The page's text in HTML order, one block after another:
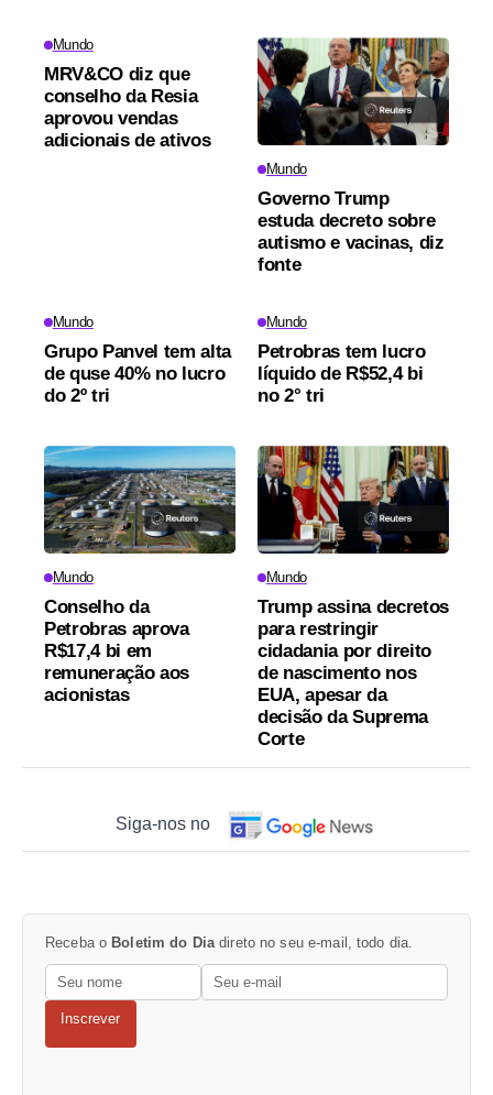
Mundo
MRV&CO diz que
conselho da Resia
aprovou vendas
adicionais de ativos
Mundo
Governo Trump
estuda decreto sobre
autismo e vacinas, diz
fonte
Mundo
Grupo Panvel tem alta
de quse 40% no lucro
do 2º tri
Mundo
Petrobras tem lucro
líquido de R$52,4 bi
no 2° tri
Mundo
Conselho da
Petrobras aprova
R$17,4 bi em
remuneração aos
acionistas
Mundo
Trump assina decretos
para restringir
cidadania por direito
de nascimento nos
EUA, apesar da
decisão da Suprema
Corte
Siga-nos no
Receba o Boletim do Diadireto no seu e-mail, todo dia.
Inscrever